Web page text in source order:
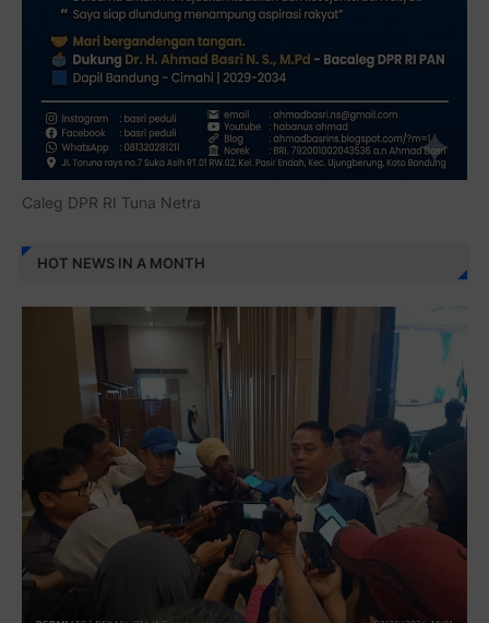
Caleg DPR RI Tuna Netra
HOT NEWS IN A MONTH